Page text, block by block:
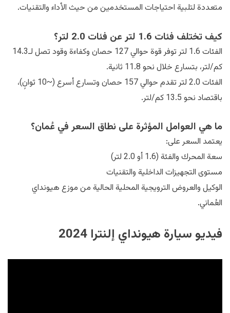
متعددة لتلبية احتياجات المستخدمين من حيث الأداء والتقنيات.
كيف تختلف فئات 1.6 لتر عن فئات 2.0 لتر؟
الفئات 1.6 لتر توفر قوة حوالي 127 حصان وكفاءة وقود تصل لـ14.3
كم/لتر، بتسارع خلال نحو 11.8 ثانية.
الفئات 2.0 لتر تقدم حوالي 157 حصان وتسارع أسرع (~10 ثوانٍ)،
باقتصاد نحو 13.5 كم/لتر.
ما هي العوامل المؤثرة على نطاق السعر في عُمان؟
يعتمد السعر على:
سعة المحرك والفئة (1.6 أو 2.0 لتر)
مستوى التجهيزات الداخلية والتقنيات
الوكيل والعروض الترويجية المحلية الحالية من موزع هيونداي
العُماني.
فيديو سيارة هيونداي إلنترا 2024